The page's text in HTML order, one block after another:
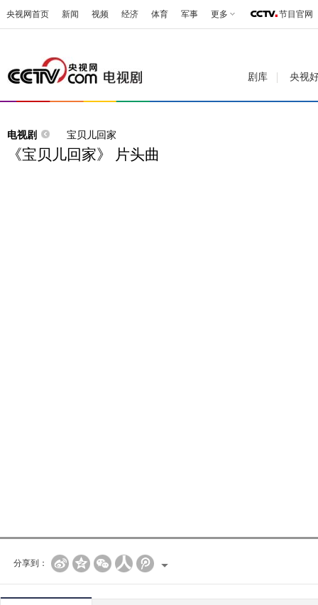
央视网首页 新闻 视频 经济 体育 军事 更多 节目官网
剧库 央视
电视剧 宝贝儿回家
《宝贝儿回家》 片头曲
分享到：